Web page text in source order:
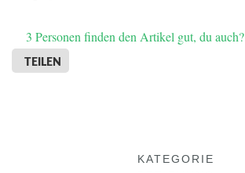
3 Personen finden den Artikel gut, du auch?
TEILEN
KATEGORIE